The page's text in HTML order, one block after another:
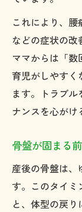
これにより、
などの症状の
ママからは「
育児がしやすく
ます。トラブ
ナンスを心がけ
骨盤が固まる
産後の骨盤は、
す。このタイミ
と、体型の戻